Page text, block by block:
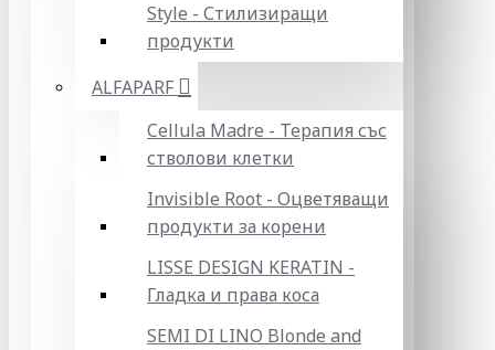
Style - Стилизиращи
продукти
ALFAPARF
Cellula Madre - Терапия със
стволови клетки
Invisible Root - Оцветяващи
продукти за корени
LISSE DESIGN KERATIN -
Гладка и права коса
SEMI DI LINO Blonde and